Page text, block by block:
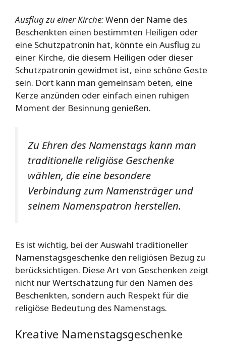
Ausflug zu einer Kirche:Wenn der Name des
Beschenkten einen bestimmten Heiligen oder
eine Schutzpatronin hat, könnte ein Ausflug zu
einer Kirche, die diesem Heiligen oder dieser
Schutzpatronin gewidmet ist, eine schöne Geste
sein. Dort kann man gemeinsam beten, eine
Kerze anzünden oder einfach einen ruhigen
Moment der Besinnung genießen.
Zu Ehren des Namenstags kann man
traditionelle religiöse Geschenke
wählen, die eine besondere
Verbindung zum Namensträger und
seinem Namenspatron herstellen.
Es ist wichtig, bei der Auswahl traditioneller
Namenstagsgeschenke den religiösen Bezug zu
berücksichtigen. Diese Art von Geschenken zeigt
nicht nur Wertschätzung für den Namen des
Beschenkten, sondern auch Respekt für die
religiöse Bedeutung des Namenstags.
Kreative Namenstagsgeschenke